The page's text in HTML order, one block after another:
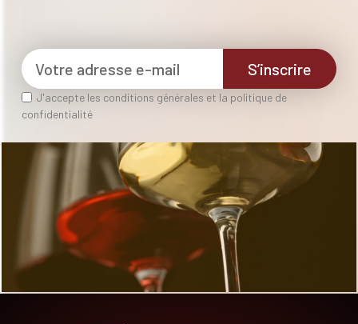
S’inscrire
J'accepte les conditions générales et la politique de
confidentialité